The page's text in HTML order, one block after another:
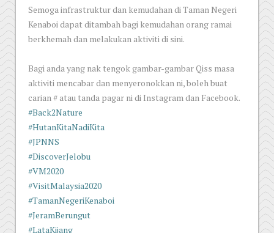
Semoga infrastruktur dan kemudahan di Taman Negeri
Kenaboi dapat ditambah bagi kemudahan orang ramai
berkhemah dan melakukan aktiviti di sini.
Bagi anda yang nak tengok gambar-gambar Qiss masa
aktiviti mencabar dan menyeronokkan ni, boleh buat
carian # atau tanda pagar ni di Instagram dan Facebook.
#Back2Nature
#HutanKitaNadiKita
#JPNNS
#DiscoverJelobu
#VM2020
#VisitMalaysia2020
#TamanNegeriKenaboi
#JeramBerungut
#LataKijang